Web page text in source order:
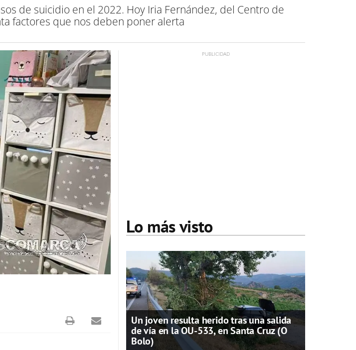
de suicidio en el 2022. Hoy Iria Fernández, del Centro de
factores que nos deben poner alerta
Lo más visto
Un joven resulta herido tras una salida
de vía en la OU-533, en Santa Cruz (O
Bolo)